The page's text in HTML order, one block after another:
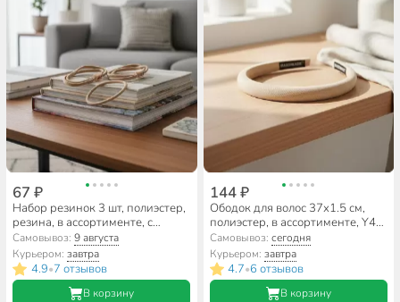
67 ₽
Набор резинок 3 шт, полиэстер,
резина, в ассортименте, с
надписью Love и бусинами,
A110066
Самовывоз:9 августа
Курьером:завтра
4.9•7 отзывов
В корзину
144 ₽
Ободок для волос 37х1.5 см,
полиэстер, в ассортименте, Y4-
11618
Самовывоз: сегодня
Курьером: завтра
4.7•6 отзывов
В корзину